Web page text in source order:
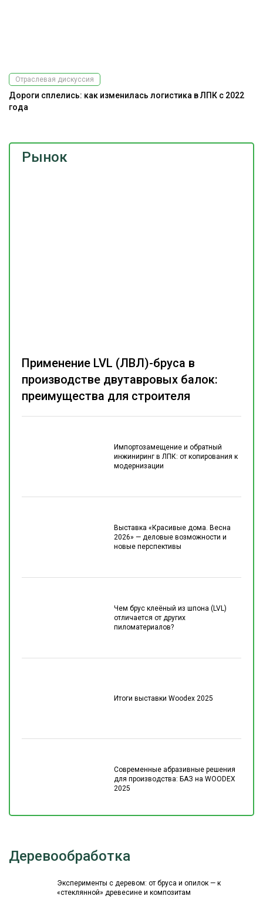
Рынок
Импортозамещение и обратный
инжиниринг в ЛПК: от копирования к
модернизации
Выставка «Красивые дома. Весна
2026» — деловые возможности и
новые перспективы
Чем брус клеёный из шпона (LVL)
отличается от других
пиломатериалов?
Итоги выставки Woodex 2025
Современные абразивные решения
для производства: БАЗ на WOODEX
2025
Применение LVL (ЛВЛ)-бруса в
производстве двутавровых балок:
преимущества для строителя
Отраслевая дискуссия
Дороги сплелись: как изменилась логистика в ЛПК с 2022
года
Деревообработка
Эксперименты с деревом: от бруса и опилок — к
«стеклянной» древесине и композитам